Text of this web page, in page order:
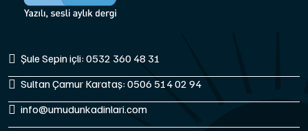
Şule Sepin içli: 0532 360 48 31
Sultan Çamur Karataş: 0506 514 02 94
info@umudunkadinlari.com